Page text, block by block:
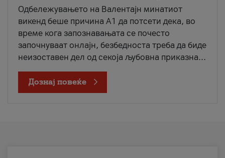
Одбележувањето на Валентајн минатиот
викенд беше причина А1 да потсети дека, во
време кога запознавањата се почесто
започнуваат онлајн, безбедноста треба да биде
неизоставен дел од секоја љубовна приказна...
Дознај повеќе